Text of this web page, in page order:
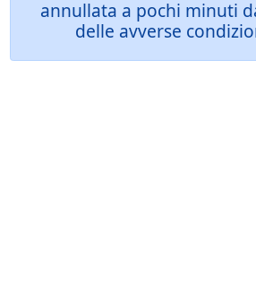
annullata a pochi minuti
delle avverse